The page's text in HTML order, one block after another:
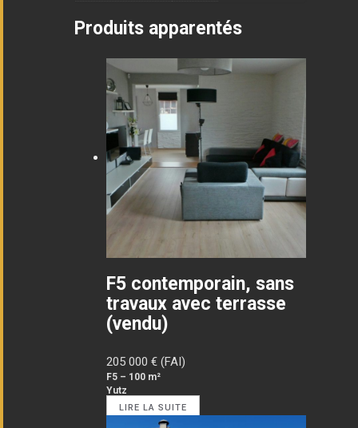
Produits apparentés
F5 contemporain, sans
travaux avec terrasse
(vendu)
205 000 € (FAI)
F5 – 100 m²
Yutz
LIRE LA SUITE